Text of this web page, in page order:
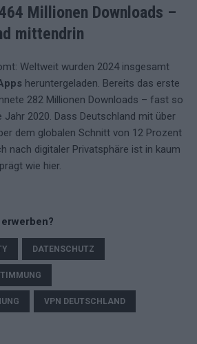
Millionen Downloads –
mittendrin
Weltweit wurden 2024 insgesamt
heruntergeladen. Bereits das erste
282 Millionen Downloads – fast so
2020. Dass Deutschland mit über
dem globalen Schnitt von 12 Prozent
nach digitaler Privatsphäre ist in kaum
wie hier.
DATENSCHUTZ
VPN DEUTSCHLAND